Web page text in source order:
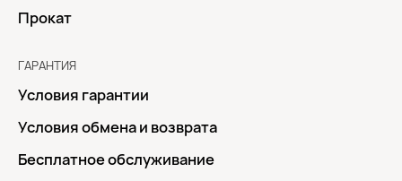
Прокат
ГАРАНТИЯ
Условия гарантии
Условия обмена и возврата
Бесплатное обслуживание